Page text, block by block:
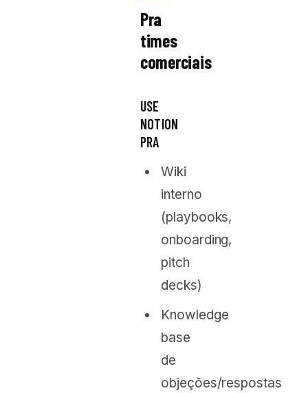
Pra
times
comerciais
USE
NOTION
PRA
Wiki
interno
(playbooks,
onboarding,
pitch
decks)
Knowledge
base
de
objeções/respostas